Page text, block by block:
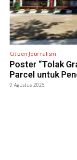
Citizen Journalism
Poster “Tolak
Parcel untuk
9 Agustus 2026